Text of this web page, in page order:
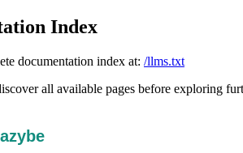
Index
documentation index at: /llms.txt
all available pages before exploring